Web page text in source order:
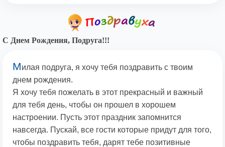
С Днем Рождения, Подруга!!!
Милая подруга, я хочу тебя поздравить с твоим
днем рождения.
Я хочу тебя пожелать в этот прекрасный и важный
для тебя день, чтобы он прошел в хорошем
настроении. Пусть этот праздник запомнится
навсегда. Пускай, все гости которые придут для того,
чтобы поздравить тебя, дарят тебе позитивные